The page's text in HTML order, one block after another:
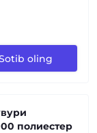
oling
полиестер